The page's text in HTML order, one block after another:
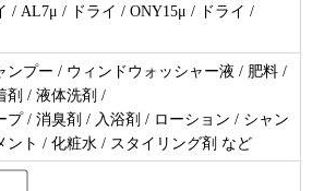
/ AL7μ / ドライ / ONY15μ / ドライ /
ンプー / ウィンドウォッシャー液 / 肥料 /
剤 / 液体洗剤 /
プ / 消臭剤 / 入浴剤 / ローション / シャン
ント / 化粧水 / スタイリング剤 など